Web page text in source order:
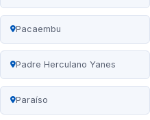
Pacaembu
Padre Herculano Yanes
Paraíso